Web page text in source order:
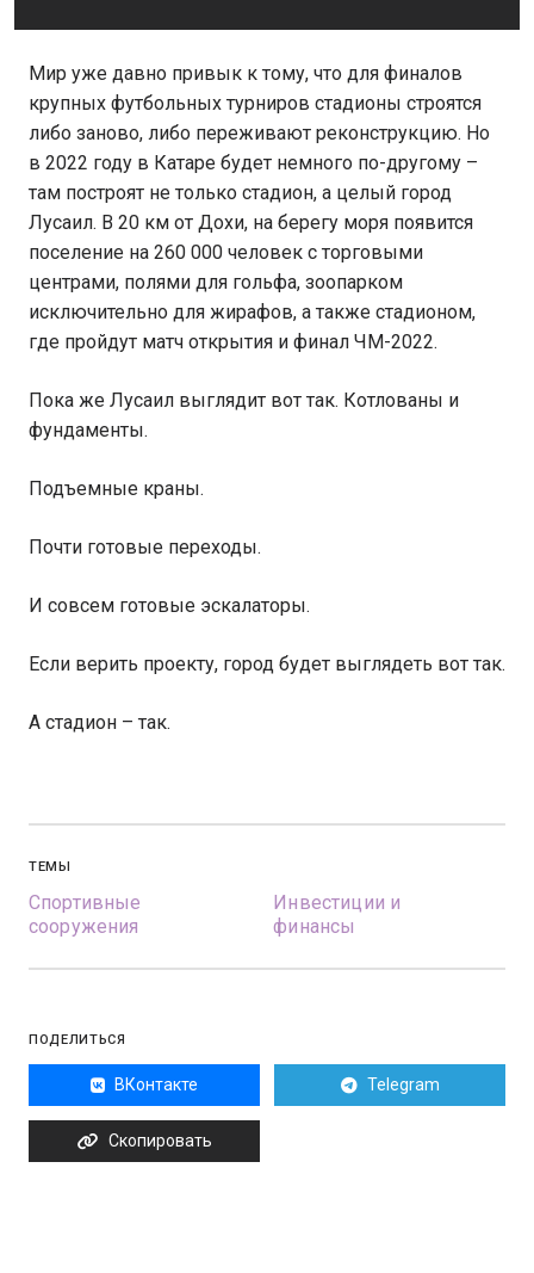
Мир уже давно привык к тому, что для финалов
крупных футбольных турниров стадионы строятся
либо заново, либо переживают реконструкцию. Но
в 2022 году в Катаре будет немного по-другому –
там построят не только стадион, а целый город
Лусаил. В 20 км от Дохи, на берегу моря появится
поселение на 260 000 человек с торговыми
центрами, полями для гольфа, зоопарком
исключительно для жирафов, а также стадионом,
где пройдут матч открытия и финал ЧМ-2022.
Пока же Лусаил выглядит вот так. Котлованы и
фундаменты.
Подъемные краны.
Почти готовые переходы.
И совсем готовые эскалаторы.
Если верить проекту, город будет выглядеть вот так.
А стадион – так.
ТЕМЫ
Спортивные
сооружения
Инвестиции и
финансы
ПОДЕЛИТЬСЯ
ВКонтакте Telegram
Скопировать